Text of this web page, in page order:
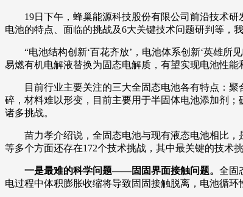
19日下午，蜂巢能源科技股份有限公司前沿技术
电池的特点、面临的挑战及6大关键技术问题研判等，
“电池结构创新‘百花齐放’，电池体系创新‘英雄
易燃有机电解液替换为固态电解质，有望实现电池性能
目前行业主要关注的三大全固态电池各有特点：
碎，材料难以形变，目前主要用于半固体电池添加剂
诸多挑战。
苗力孝介绍说，全固态电池与现有液态电池相比
等多个方面还存在172个技术挑战，其中最关键的技术挑
一是最难的科学问题——固固界面接触问题。 全固
电过程中体积膨胀收缩将导致固固接触脱离，电池循环